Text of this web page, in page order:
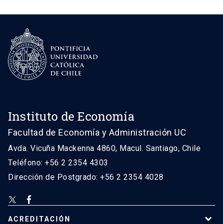
Instituto de Economía
Facultad de Economía y Administración UC
Avda. Vicuña Mackenna 4860, Macul. Santiago, Chile
Teléfono: +56 2 2354 4303
Dirección de Postgrado: +56 2 2354 4028
ACREDITACIÓN